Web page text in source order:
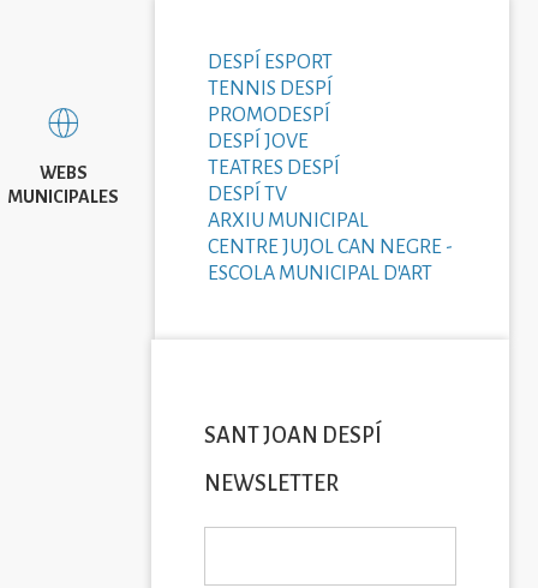
WEBS
MUNICIPALES
DESPÍ ESPORT
TENNIS DESPÍ
PROMODESPÍ
DESPÍ JOVE
TEATRES DESPÍ
DESPÍ TV
ARXIU MUNICIPAL
CENTRE JUJOL CAN NEGRE -
ESCOLA MUNICIPAL D'ART
SANT JOAN DESPÍ
NEWSLETTER